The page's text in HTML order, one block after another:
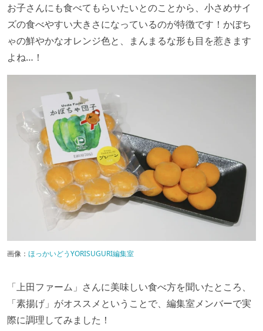
お子さんにも食べてもらいたいとのことから、小さめサイ
ズの食べやすい大きさになっているのが特徴です！かぼち
ゃの鮮やかなオレンジ色と、まんまるな形も目を惹きます
よね…！
画像： ほっかいどうYORISUGURI編集室
「上田ファーム」さんに美味しい食べ方を聞いたところ、
「素揚げ」がオススメということで、編集室メンバーで実
際に調理してみました！